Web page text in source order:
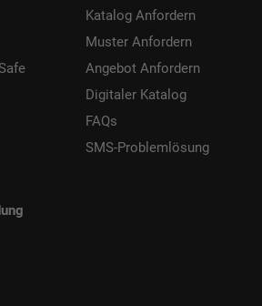
Katalog Anfordern
Muster Anfordern
Angebot Anfordern
Digitaler Katalog
FAQs
SMS-Problemlösung